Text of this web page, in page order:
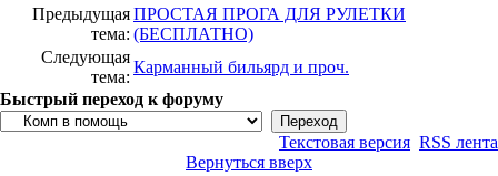
Предыдущая
тема:
ПРОСТАЯ ПРОГА ДЛЯ РУЛЕТКИ
(БЕСПЛАТНО)
Следующая
тема:
Карманный бильярд и проч.
Быстрый переход к форуму
Текстовая версия RSS лента
Вернуться вверх